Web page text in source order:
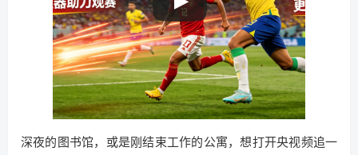
深夜的图书馆，或是刚结束工作的公寓，想打开央视频追一